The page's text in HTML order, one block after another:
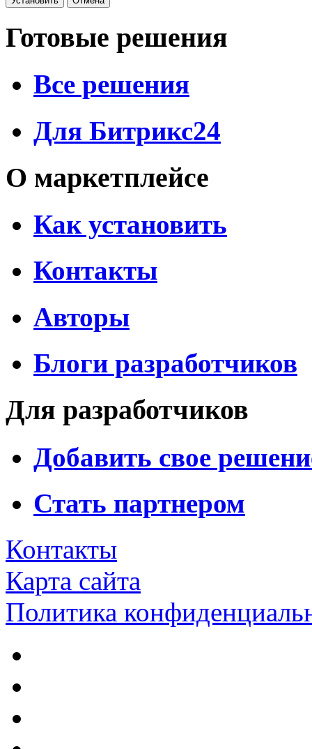
Готовые решения
Все решения
Для Битрикс24
О маркетплейсе
Как установить
Контакты
Авторы
Блоги разработчиков
Для разработчиков
Добавить свое
Стать партнером
Контакты
Карта сайта
Политика